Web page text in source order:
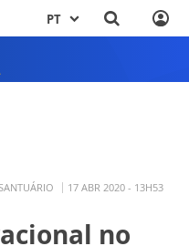
PT
17 ABR 2020 - 13H53
no